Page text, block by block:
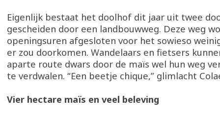
Eigenlijk bestaat het doolhof dit jaar uit twee
gescheiden door een landbouwweg. Deze weg
openingsuren afgesloten voor het sowieso
er zou doorkomen. Wandelaars en fietsers
aparte route dwars door de maïs wel hun weg
te verdwalen. “Een beetje chique,” glimlacht
Vier hectare maïs en veel beleving